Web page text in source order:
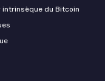
intrinsèque du Bitcoin